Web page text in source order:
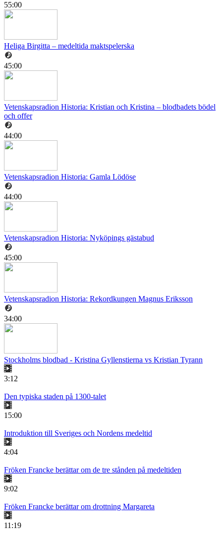
55:00
Heliga Birgitta – medeltida maktspelerska
45:00
Vetenskapsradion Historia: Kristian och Kristina – blodbadets bödel
och offer
44:00
Vetenskapsradion Historia: Gamla Lödöse
44:00
Vetenskapsradion Historia: Nyköpings gästabud
45:00
Vetenskapsradion Historia: Rekordkungen Magnus Eriksson
34:00
Stockholms blodbad - Kristina Gyllenstierna vs Kristian Tyrann
3:12
Den typiska staden på 1300-talet
15:00
Introduktion till Sveriges och Nordens medeltid
4:04
Fröken Francke berättar om de tre stånden på medeltiden
9:02
Fröken Francke berättar om drottning Margareta
11:19